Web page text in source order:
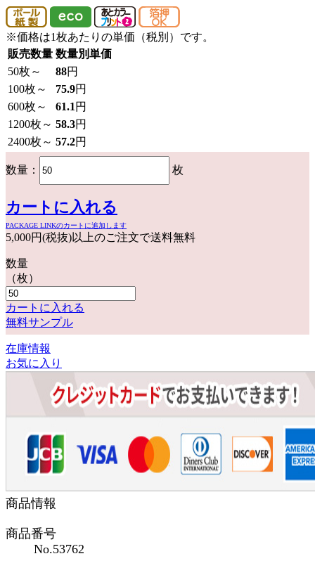
※価格は1枚あたりの単価（税別）です。
販売数量 数量別単価
50枚～ 88円
100枚～ 75.9円
600枚～ 61.1 円
1200枚～ 58.3円
2400枚～ 57.2円
数量： 枚
カートに入れる
PACKAGE LINKのカートに追加します
5,000円(税抜)以上のご注文で送料無料
数量
（枚）
カートに入れる
無料サンプル
在庫情報
お気に入り
商品情報
商品番号
No.53762